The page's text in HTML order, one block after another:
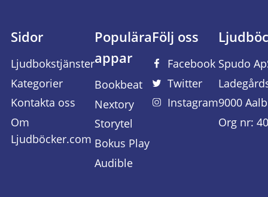
Sidor
Ljudbokstjänster
Kategorier
Kontakta oss
Om
Ljudböcker.com
Populära
appar
Bookbeat
Nextory
Storytel
Bokus Play
Audible
Följ oss
Facebook
Twitter
Instagram
Spudo
9000
Org nr: